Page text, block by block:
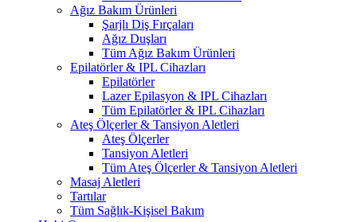
Ağız Bakım Ürünleri
Şarjlı Diş Fırçaları
Ağız Duşları
Tüm Ağız Bakım Ürünleri
Epilatörler & IPL Cihazları
Epilatörler
Lazer Epilasyon & IPL Cihazları
Tüm Epilatörler & IPL Cihazları
Ateş Ölçerler & Tansiyon Aletleri
Ateş Ölçerler
Tansiyon Aletleri
Tüm Ateş Ölçerler & Tansiyon Aletleri
Masaj Aletleri
Tartılar
Tüm Sağlık-Kişisel Bakım